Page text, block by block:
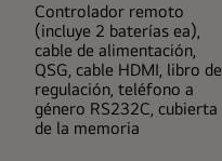
Controlador remoto
(incluye 2 baterías ea),
cable de alimentación,
QSG, cable HDMI, libro de
regulación, teléfono a
género RS232C, cubierta
de la memoria